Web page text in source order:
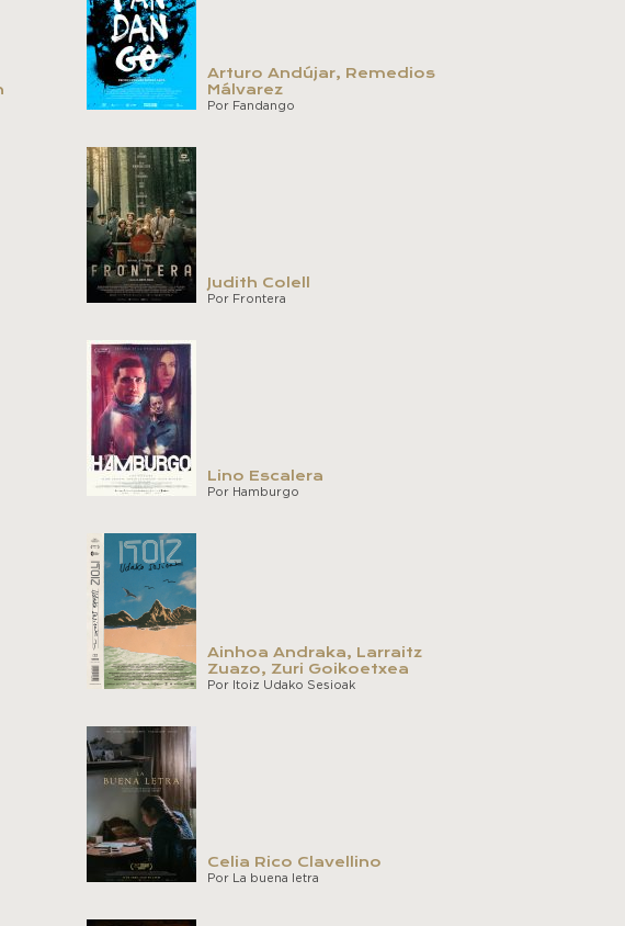
Arturo Andújar, Remedios
Málvarez
Por Fandango
Judith Colell
Por Frontera
Lino Escalera
Por Hamburgo
Ainhoa Andraka, Larraitz
Zuazo, Zuri Goikoetxea
Por Itoiz Udako Sesioak
Celia Rico Clavellino
Por La buena letra